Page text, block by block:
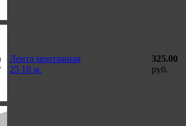
Лента монтажная
25 10 м.
325.00
руб.